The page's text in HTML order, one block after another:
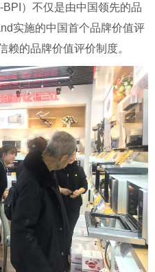
）不仅是由中国领先的品
实施的中国首个品牌价值评
赖的品牌价值评价制度。